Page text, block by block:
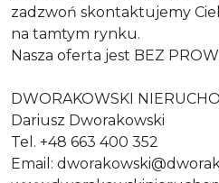
zadzwoń skontaktujemy
na tamtym rynku.
Nasza oferta jest BEZ
DWORAKOWSKI
Dariusz Dworakowski
Tel. +48 663 400 352
Email: